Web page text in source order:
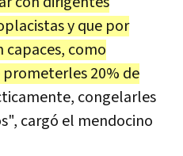
y que por
capaces, como
20% de
congelarles
cargó el mendocino